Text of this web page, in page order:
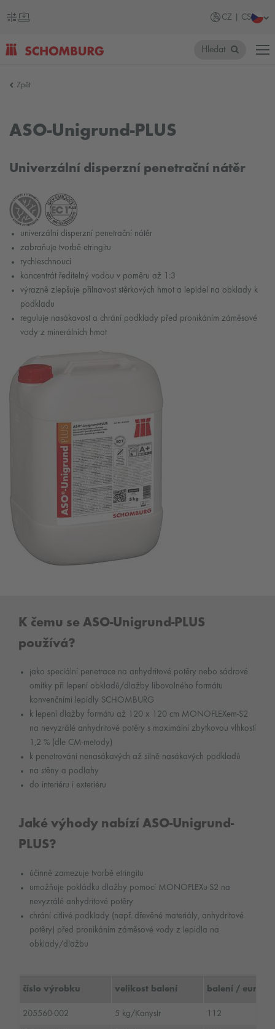
CZ | CS
Hledat
Zpět
ASO-Unigrund-PLUS
Univerzální disperzní penetrační nátěr
univerzální disperzní penetrační nátěr
zabraňuje tvorbě etringitu
rychleschnoucí
koncentrát ředitelný vodou v poměru až 1:3
výrazně zlepšuje přilnavost stěrkových hmot a lepidel na obklady k
podkladu
reguluje nasákavost a chrání podklady před pronikáním záměsové
vody z minerálních hmot
K čemu se ASO-Unigrund-PLUS
používá?
jako speciální penetrace na anhydritové potěry nebo sádrové
omítky při lepení obkladů/dlažby libovolného formátu
konvenčními lepidly SCHOMBURG
k lepení dlažby formátu až 120 x 120 cm MONOFLEXem-S2
na nevyzrálé anhydritové potěry s maximální zbytkovou vlhkostí
1,2 % (dle CM-metody)
k penetrování nenasákavých až silně nasákavých podkladů
na stěny a podlahy
do interiéru i exteriéru
Jaké výhody nabízí ASO-Unigrund-
PLUS?
účinně zamezuje tvorbě etringitu
umožňuje pokládku dlažby pomocí MONOFLEXu-S2 na
nevyzrálé anhydritové potěry
chrání citlivé podklady (např. dřevěné materiály, anhydritové
potěry) před pronikáním záměsové vody z lepidla na
obklady/dlažbu
číslo výrobku velikost balení balení / euro
205560-002 5 kg/Kanystr 112